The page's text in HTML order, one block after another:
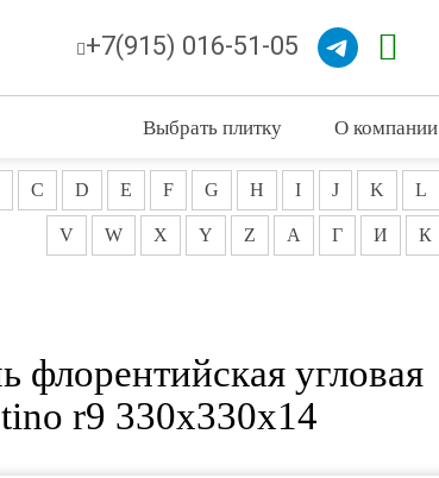
+7(915) 016-51-05
Выбрать плитку О компании
C D E F G H I J K L
V W X Y Z А Г И К
флорентийская угловая
r9 330x330x14